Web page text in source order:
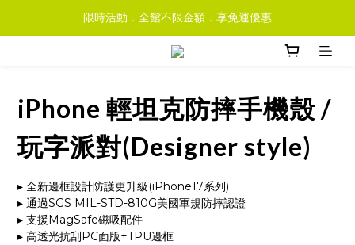
限時活動．全館不限金額．享免運優惠
iPhone 輕坦克防摔手機殼 /
玩字派對(Designer style)
▸ 全新邊框設計防護更升級(iPhone17系列)
▸ 通過SGS MIL-STD-810G美國軍規防摔認證
▸ 支援MagSafe磁吸配件
▸ 高透光抗刮PC面版+TPU邊框